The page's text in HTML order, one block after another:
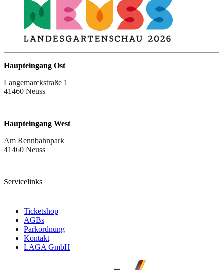
Haupteingang Ost
Langemarckstraße 1
41460 Neuss
Haupteingang West
Am Rennbahnpark
41460 Neuss
Servicelinks
Ticketshop
AGBs
Parkordnung
Kontakt
LAGA GmbH